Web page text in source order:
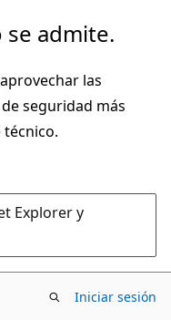
se admite.
las
seguridad más
Explorer y
Iniciar sesión